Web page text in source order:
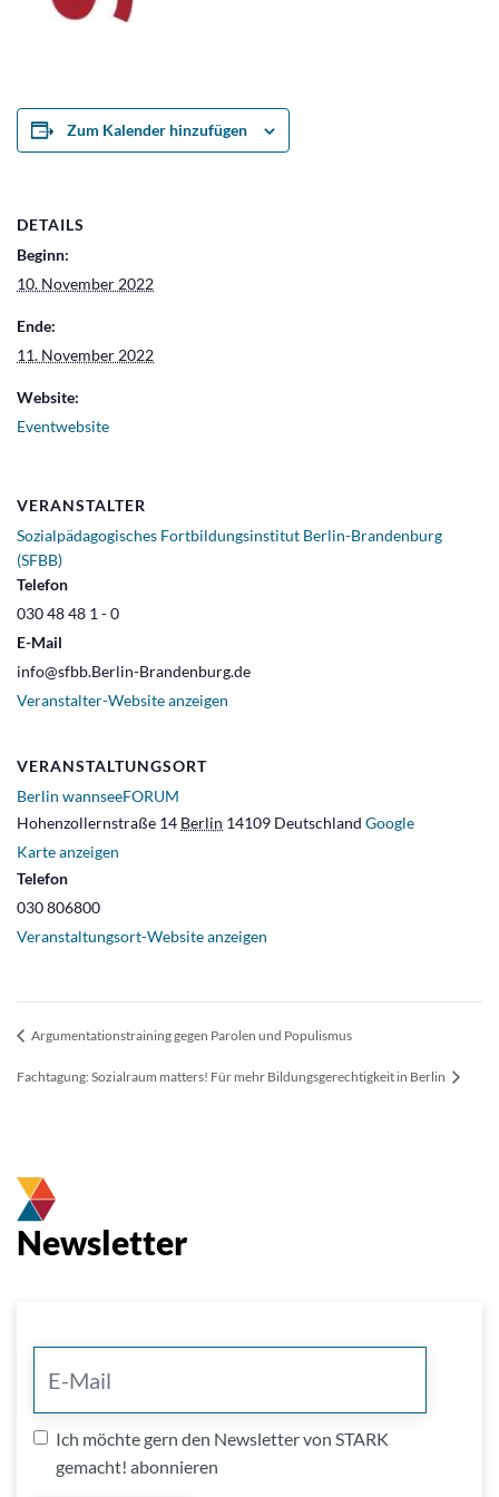
Zum Kalender hinzufügen
DETAILS
Beginn:
10. November 2022
Ende:
11. November 2022
Website:
Eventwebsite
VERANSTALTUNGSORT
Berlin wannseeFORUM
Hohenzollernstraße 14 Berlin 14109 Deutschland Google
Karte anzeigen
Telefon
030 806800
Veranstaltungsort-Website anzeigen
VERANSTALTER
Sozialpädagogisches Fortbildungsinstitut Berlin-Brandenburg
(SFBB)
Telefon
030 48 48 1 - 0
E-Mail
info@sfbb.Berlin-Brandenburg.de
Veranstalter-Website anzeigen
Argumentationstraining gegen Parolen und Populismus
Fachtagung: Sozialraum matters! Für mehr Bildungsgerechtigkeit in Berlin
Newsletter
Ich möchte gern den Newsletter von STARK
gemacht! abonnieren